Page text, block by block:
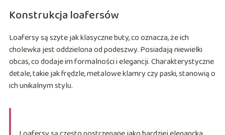
Konstrukcja loafersów
Loafersy są szyte jak klasyczne buty, co oznacza, że ich
cholewka jest oddzielona od podeszwy. Posiadają niewielki
obcas, co dodaje im formalności i elegancji. Charakterystyczne
detale, takie jak frędzle, metalowe klamry czy paski, stanowią o
ich unikalnym stylu.